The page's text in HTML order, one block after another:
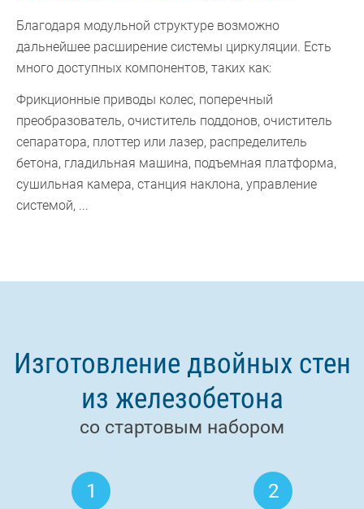
Благодаря модульной структуре возможно
дальнейшее расширение системы циркуляции. Есть
много доступных компонентов, таких как:
Фрикционные приводы колес, поперечный
преобразователь, очиститель поддонов, очиститель
сепаратора, плоттер или лазер, распределитель
бетона, гладильная машина, подъемная платформа,
сушильная камера, станция наклона, управление
системой, ...
Изготовление двойных стен
из железобетона
со стартовым набором